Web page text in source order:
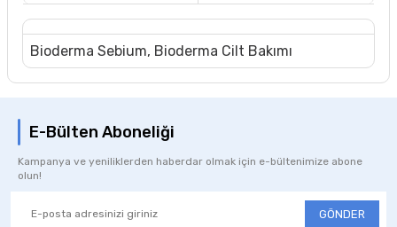
Bioderma Sebium, Bioderma Cilt Bakımı
E-Bülten Aboneliği
Kampanya ve yeniliklerden haberdar olmak için e-bültenimize abone
olun!
GÖNDER